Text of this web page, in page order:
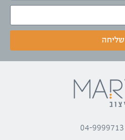
שליחה
04-9999713